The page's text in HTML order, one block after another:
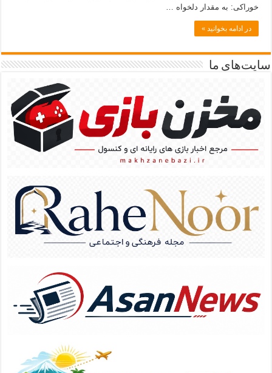
خوراکی: به مقدار دلخواه …
در ادامه بخوانید »
سایت‌های ما